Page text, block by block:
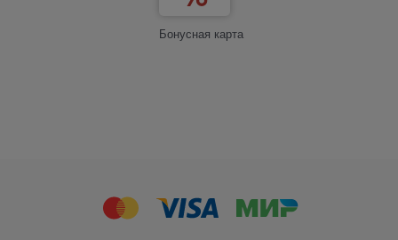
Бонусная карта